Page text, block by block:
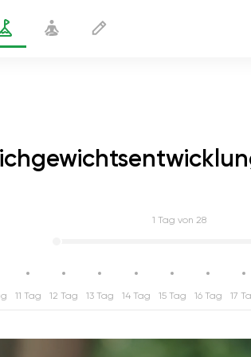
1 Tag von 28
11 Tag 12 Tag 13 Tag 14 Tag 15 Tag 16 Tag 17